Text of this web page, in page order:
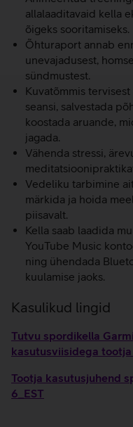
allalaaditavaid kella
õigeks sooritamiseks.
Õhturaport annab
unevajadusest,
sündmustest.
Kuvatõmmis
seansi, salvestada
koostada aruande,
jagada.
Vähenda stressi,
Vedeliku tarbimine
märkida ja hoida
piisavalt.
Kella saab laadida
YouTube Music
ning ühendada
kuulamise jaoks.
Kasulikud lingid
Tutvu spordikella
kasutusviisidega
Tootja kasutusjuhend
6_EST